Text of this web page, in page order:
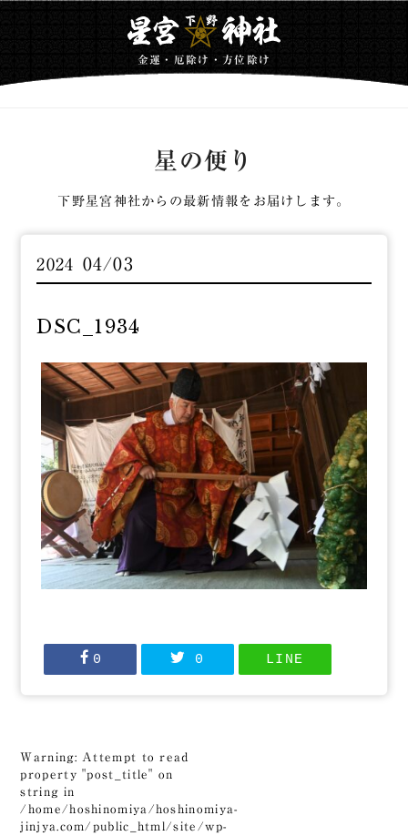
金運・厄除け・方位除け
星の便り
下野星宮神社からの最新情報をお届けします。
2024 04/03
DSC_1934
0 0 LINE
Warning: Attempt to read
property "post_title" on
string in
/home/hoshinomiya/hoshinomiya-
jinjya.com/public_html/site/wp-